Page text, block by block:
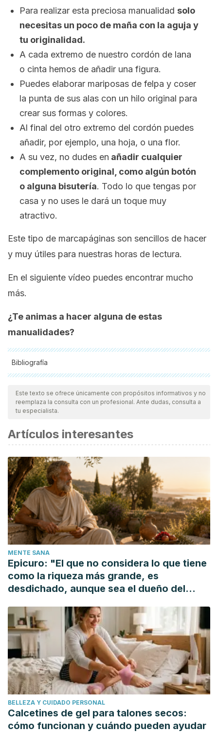
Para realizar esta preciosa manualidad solo
necesitas un poco de maña con la aguja y
tu originalidad.
A cada extremo de nuestro cordón de lana
o cinta hemos de añadir una figura.
Puedes elaborar mariposas de felpa y coser
la punta de sus alas con un hilo original para
crear sus formas y colores.
Al final del otro extremo del cordón puedes
añadir, por ejemplo, una hoja, o una flor.
A su vez, no dudes en añadir cualquier
complemento original, como algún botón
o alguna bisutería. Todo lo que tengas por
casa y no uses le dará un toque muy
atractivo.
Este tipo de marcapáginas son sencillos de hacer
y muy útiles para nuestras horas de lectura.
En el siguiente vídeo puedes encontrar mucho
más.
¿Te animas a hacer alguna de estas
manualidades?
Bibliografía
Todas las fuentes citadas fueron revisadas a profundidad por
nuestro equipo, para asegurar su calidad, confiabilidad,
vigencia y validez.La bibliografía de este artículo fue
científica.
Rognoli, V., Bianchini, M., Maffei, S., & Karana, E. (2015). DIY
materials. Materials and Design.
https://doi.org/10.1016/j.matdes.2015.07.020
Mckeehan, L. W. (1956). Do it yourself. Physics Today.
https://doi.org/10.1063/1.3059787
Finn, D. (2014). DIY urbanism: implications for cities. Journal
of Urbanism.https://doi.org/10.1080/17549175.2014.891149
Buechley, L., Rosner, D. K., Paulos, E., & Williams, A. (2009).
DIY for CHI: Methods, Communities, and Values of Reuse
and Customization. Proceedings of the Annual ACM
Conference on Human Factors in Computing Systems
Este texto se ofrece únicamente con propósitos informativos y no
reemplaza la consulta con un profesional. Ante dudas, consulta a
tu especialista.
Artículos interesantes
MENTE SANA
Epicuro: "El que no considera lo que tiene
como la riqueza más grande, es
desdichado, aunque sea el dueño del
BELLEZA Y CUIDADO PERSONAL
Calcetines de gel para talones secos:
cómo funcionan y cuándo pueden ayudar